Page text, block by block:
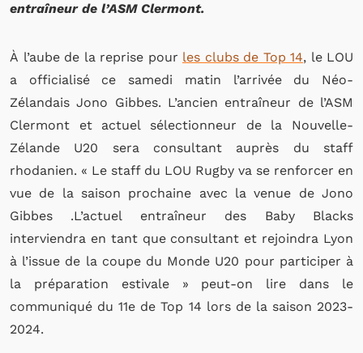
entraîneur de l’ASM Clermont.
À l’aube de la reprise pour les clubs de Top 14, le LOU
a officialisé ce samedi matin l’arrivée du Néo-
Zélandais Jono Gibbes. L’ancien entraîneur de l’ASM
Clermont et actuel sélectionneur de la Nouvelle-
Zélande U20 sera consultant auprès du staff
rhodanien. « Le staff du LOU Rugby va se renforcer en
vue de la saison prochaine avec la venue de Jono
Gibbes .L’actuel entraîneur des Baby Blacks
interviendra en tant que consultant et rejoindra Lyon
à l’issue de la coupe du Monde U20 pour participer à
la préparation estivale » peut-on lire dans le
communiqué du 11e de Top 14 lors de la saison 2023-
2024.